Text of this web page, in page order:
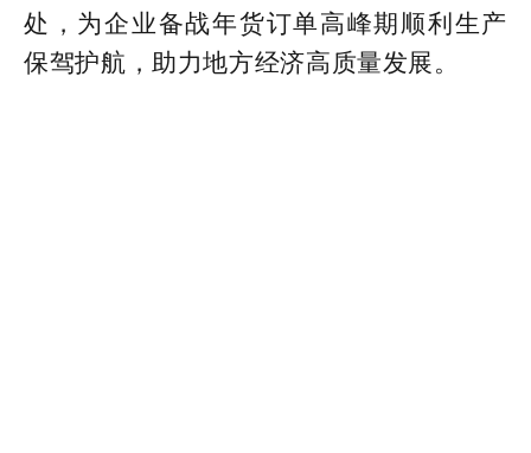
处，为企业备战年货订单高峰期顺利生产
保驾护航，助力地方经济高质量发展。